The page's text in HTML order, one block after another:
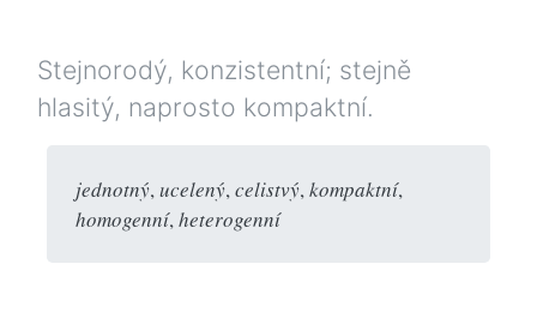
Stejnorodý, konzistentní; stejně
hlasitý, naprosto kompaktní.
jednotný,ucelený,celistvý,kompaktní,
homogenní,heterogenní